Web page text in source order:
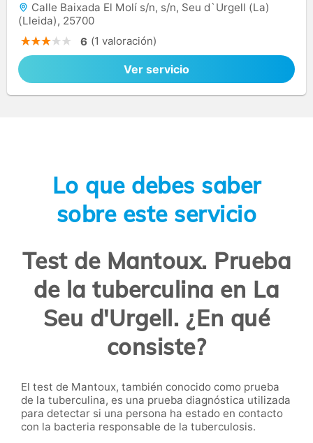
Calle Baixada El Molí s/n, s/n, Seu d`Urgell (La)
(Lleida), 25700
6 (1 valoración)
Ver servicio
Lo que debes saber
sobre este servicio
Test de Mantoux. Prueba
de la tuberculina en La
Seu d'Urgell. ¿En qué
consiste?
El test de Mantoux, también conocido como prueba
de la tuberculina, es una prueba diagnóstica utilizada
para detectar si una persona ha estado en contacto
con la bacteria responsable de la tuberculosis.